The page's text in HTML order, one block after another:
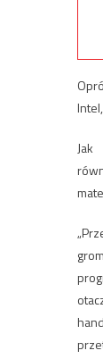
Jak